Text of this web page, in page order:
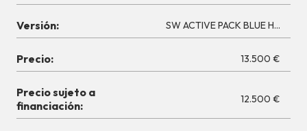
Versión: SW ACTIVE PACK BLUE HDI 130
Precio: 13.500 €
Precio sujeto a
financiación:
12.500 €